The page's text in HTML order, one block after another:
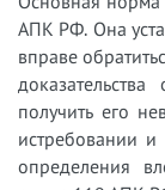
АПК РФ. Она
вправе
получить его
истребовании и
определения